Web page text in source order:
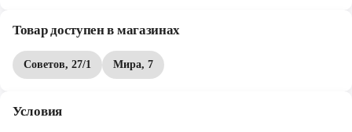
Товар доступен в магазинах
Советов, 27/1 Мира, 7
Условия